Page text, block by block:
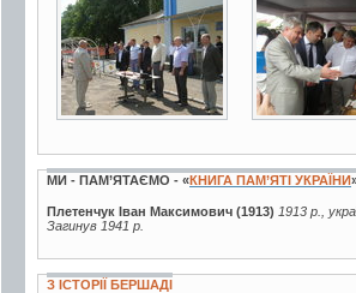
3 фото 6 фото
МИ - ПАМ’ЯТАЄМО - «КНИГА ПАМ’ЯТІ УКРАЇНИ
Плетенчук Іван Максимович (1913) 1913 р.,
Загинув 1941 р.
З ІСТОРІЇ БЕРШАДІ